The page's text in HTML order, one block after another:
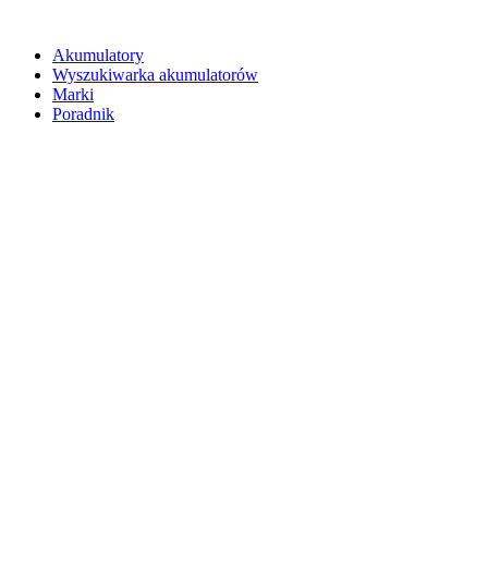
Akumulatory
Wyszukiwarka akumulatorów
Marki
Poradnik